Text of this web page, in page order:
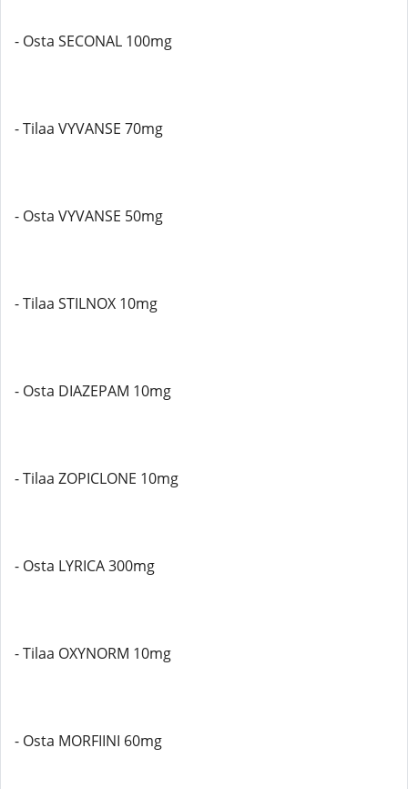
- Osta SECONAL 100mg
- Tilaa VYVANSE 70mg
- Osta VYVANSE 50mg
- Tilaa STILNOX 10mg
- Osta DIAZEPAM 10mg
- Tilaa ZOPICLONE 10mg
- Osta LYRICA 300mg
- Tilaa OXYNORM 10mg
- Osta MORFIINI 60mg